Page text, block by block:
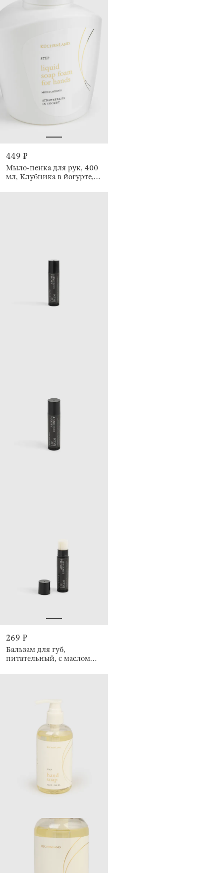
449 ₽
Мыло-пенка для рук, 400
мл, Клубника в йогурте,
269 ₽
Бальзам для губ,
питательный, с маслом